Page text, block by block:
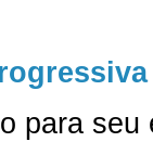
para seu